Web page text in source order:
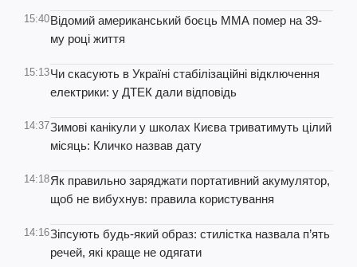
15:40Відомий американський боєць ММА помер на 39-
му році життя
15:13Чи скасують в Україні стабілізаційні відключення
електрики: у ДТЕК дали відповідь
14:37Зимові канікули у школах Києва триватимуть цілий
місяць: Кличко назвав дату
14:18Як правильно заряджати портативний акумулятор,
щоб не вибухнув: правила користування
14:16Зіпсують будь-який образ: стилістка назвала п’ять
речей, які краще не одягати